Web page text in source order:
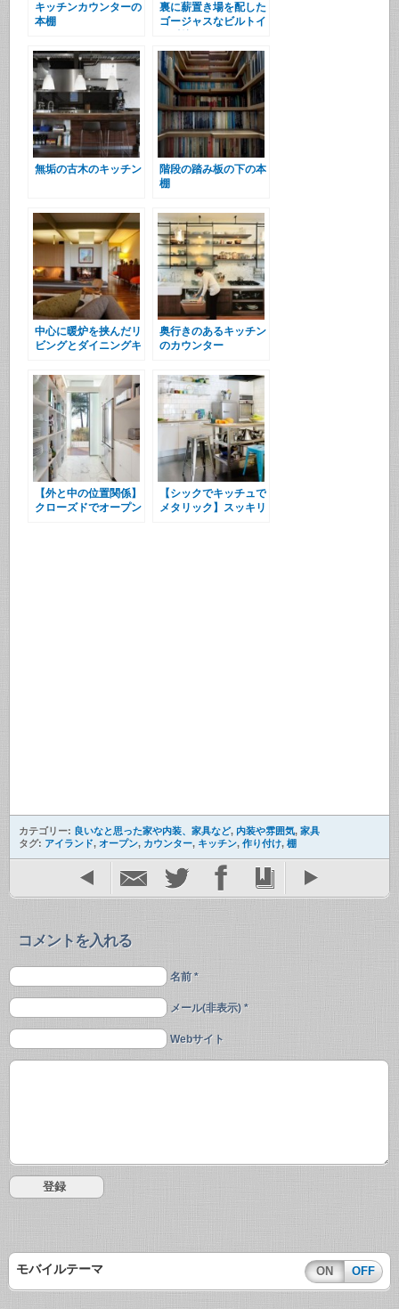
キッチンカウンターの
本棚
裏に薪置き場を配した
ゴージャスなビルトイ
無垢の古木のキッチン
階段の踏み板の下の本
棚
中心に暖炉を挟んだリ
ビングとダイニングキ
奥行きのあるキッチン
のカウンター
【外と中の位置関係】
クローズドでオープン
【シックでキッチュで
メタリック】スッキリ
カテゴリー: 良いなと思った家や内装、家具など, 内装や雰囲気, 家具
タグ: アイランド, オープン, カウンター, キッチン, 作り付け, 棚
コメントを入れる
名前 *
メール(非表示) *
Webサイト
モバイルテーマ ON OFF